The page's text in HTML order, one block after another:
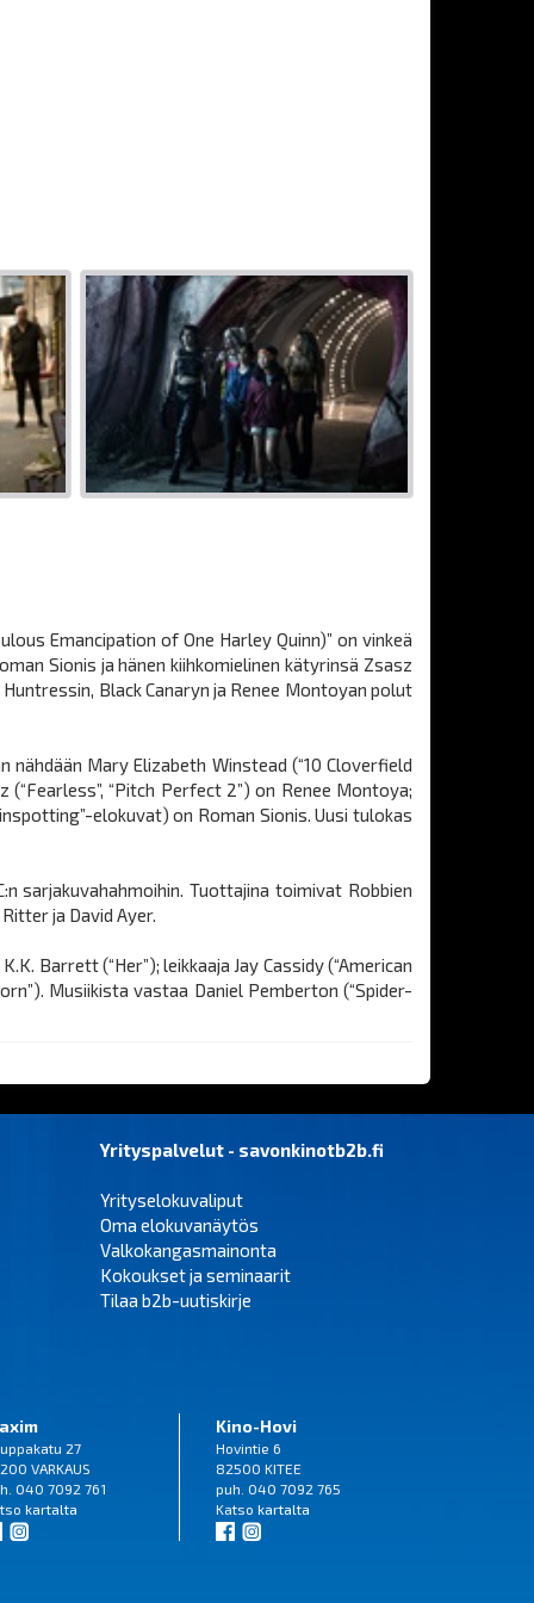
Emancipation of One Harley Quinn)” on vinkeä
Sionis ja hänen kiihkomielinen kätyrinsä Zsasz
Black Canaryn ja Renee Montoyan polut
nähdään Mary Elizabeth Winstead (“10 Cloverfield
“Pitch Perfect 2”) on Renee Montoya;
elokuvat) on Roman Sionis. Uusi tulokas
sarjakuvahahmoihin. Tuottajina toimivat Robbien
ja David Ayer.
Barrett (“Her”); leikkaaja Jay Cassidy (“American
Musiikista vastaa Daniel Pemberton (“Spider-
Yrityspalvelut - savonkinotb2b.fi
Yrityselokuvaliput
Oma elokuvanäytös
Valkokangasmainonta
Kokoukset ja seminaarit
Tilaa b2b-uutiskirje
27
VARKAUS
040 7092 761
kartalta
Kino-Hovi
Hovintie 6
82500 KITEE
puh. 040 7092 765
Katso kartalta